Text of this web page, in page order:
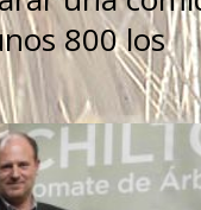
800 los